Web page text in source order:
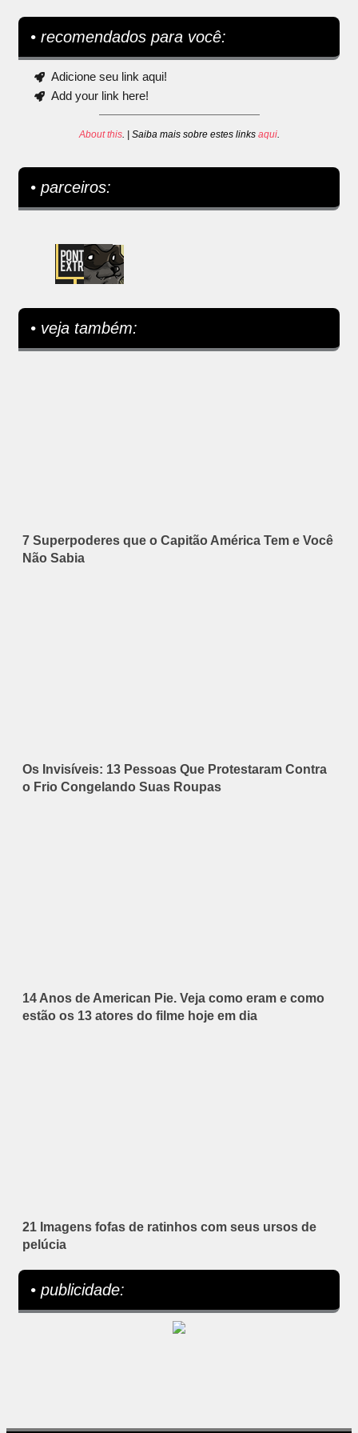
• recomendados para você:
Adicione seu link aqui!
Add your link here!
About this. | Saiba mais sobre estes links aqui.
• parceiros:
• veja também:
7 Superpoderes que o Capitão América Tem e Você
Não Sabia
Os Invisíveis: 13 Pessoas Que Protestaram Contra
o Frio Congelando Suas Roupas
14 Anos de American Pie. Veja como eram e como
estão os 13 atores do filme hoje em dia
21 Imagens fofas de ratinhos com seus ursos de
pelúcia
• publicidade: